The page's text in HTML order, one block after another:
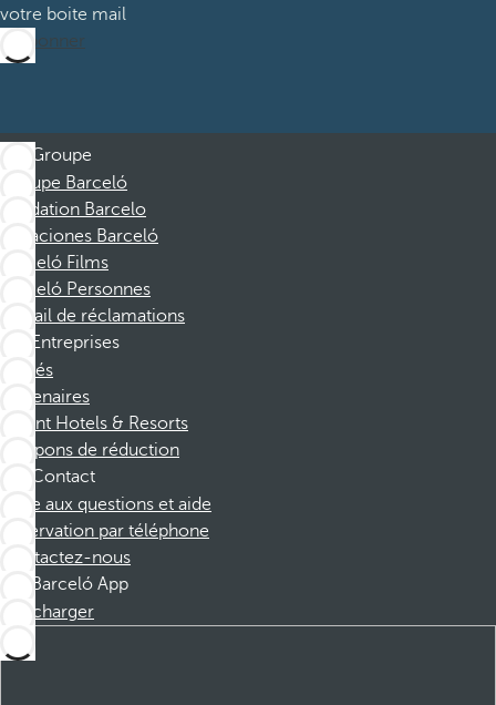
votre boite mail
M’abonner
Groupe
Groupe Barceló
Fondation Barcelo
Vacaciones Barceló
Barceló Films
Barceló Personnes
Portail de réclamations
Entreprises
Affiliés
Partenaires
Dorint Hotels & Resorts
Coupons de réduction
Contact
Foire aux questions et aide
Réservation par téléphone
Contactez-nous
Barceló App
Télécharger